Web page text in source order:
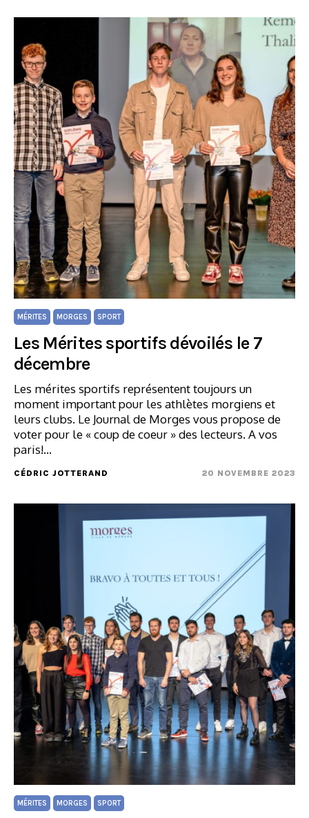
MÉRITES MORGES SPORT
Les Mérites sportifs dévoilés le 7
décembre
Les mérites sportifs représentent toujours un
moment important pour les athlètes morgiens et
leurs clubs. Le Journal de Morges vous propose de
voter pour le « coup de coeur » des lecteurs. A vos
paris!…
CÉDRIC JOTTERAND 20 NOVEMBRE 2023
MÉRITES MORGES SPORT